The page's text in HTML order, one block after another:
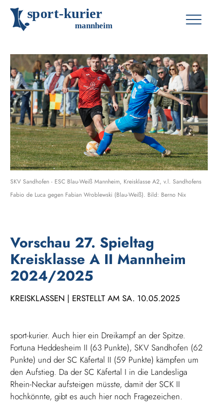
sport-kurier
mannheim
SKV Sandhofen - ESC Blau-Weiß Mannheim, Kreisklasse A2, v.l. Sandhofens
Fabio de Luca gegen Fabian Wroblewski (Blau-Weiß). Bild: Berno Nix
Vorschau 27. Spieltag
Kreisklasse A II Mannheim
2024/2025
KREISKLASSEN | ERSTELLT AM SA. 10.05.2025
sport-kurier. Auch hier ein Dreikampf an der Spitze.
Fortuna Heddesheim II (63 Punkte), SKV Sandhofen (62
Punkte) und der SC Käfertal II (59 Punkte) kämpfen um
den Aufstieg. Da der SC Käfertal I in die Landesliga
Rhein-Neckar aufsteigen müsste, damit der SCK II
hochkönnte, gibt es auch hier noch Fragezeichen.